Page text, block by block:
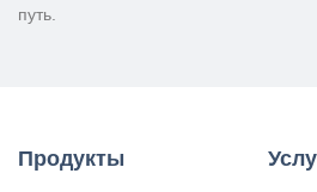
путь.
Продукты